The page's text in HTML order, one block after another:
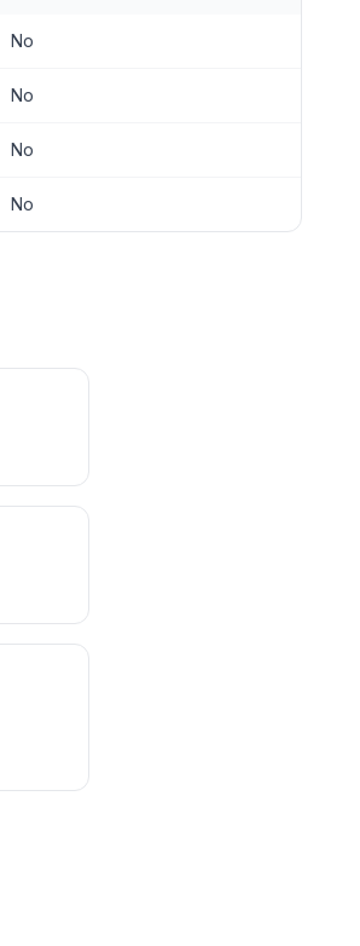
No
No
No
No